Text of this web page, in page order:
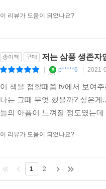
이 리뷰가 도움이 되었나요?
종이책 구매 저는 삼풍 생존자
p*****6 2021-
이 책을 접할때쯤 tv에서 보여
나는 그때 무엇 했을까? 싶은
들의 아픔이 느껴질 정도였는
이 리뷰가 도움이 되었나요?
1 2